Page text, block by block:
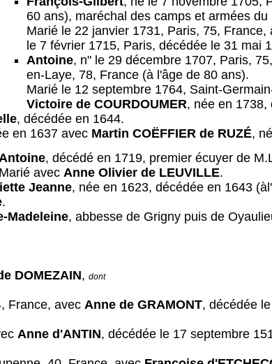
60 ans), maréchal des camps et armées du
Marié le 22 janvier 1731, Paris, 75,
le 7 février 1715, Paris, décédée le 31 mai
Antoine, n" le 29 décembre 1707, Paris,
en-Laye, 78, France (à l'âge de 80 ans).
Marié le 12 septembre 1764, Saint-
Victoire de COURDOUMER, née en 1738,
, décédée en 1644.
en 1637 avec Martin COËFFIER de RUZÉ,
Antoine, décédé en 1719, premier écuyer de
Marié avec Anne Olivier de LEUVILLE.
Jeanne, née en 1623, décédée en 1643
.
Madeleine, abbesse de Grigny puis de
DOMEZAIN, dont
France, avec Anne de GRAMONT, décédée
Anne d'ANTIN, décédée le 17 septembre